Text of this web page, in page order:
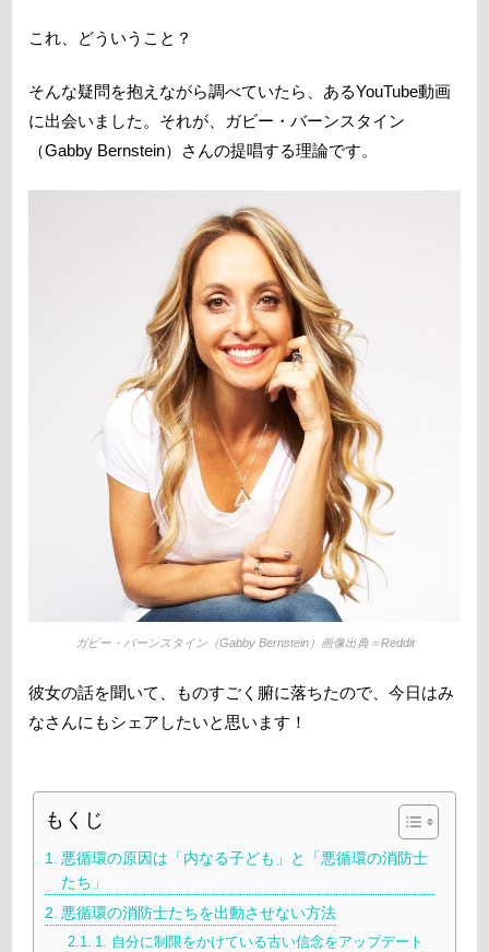
これ、どういうこと？
そんな疑問を抱えながら調べていたら、あるYouTube動画
に出会いました。それが、ガビー・バーンスタイン
（Gabby Bernstein）さんの提唱する理論です。
ガビー・バーンスタイン（Gabby Bernstein）画像出典＝Reddit
彼女の話を聞いて、ものすごく腑に落ちたので、今日はみ
なさんにもシェアしたいと思います！
もくじ
悪循環の原因は「内なる子ども」と「悪循環の消防士
たち」
悪循環の消防士たちを出動させない方法
1. 自分に制限をかけている古い信念をアップデート